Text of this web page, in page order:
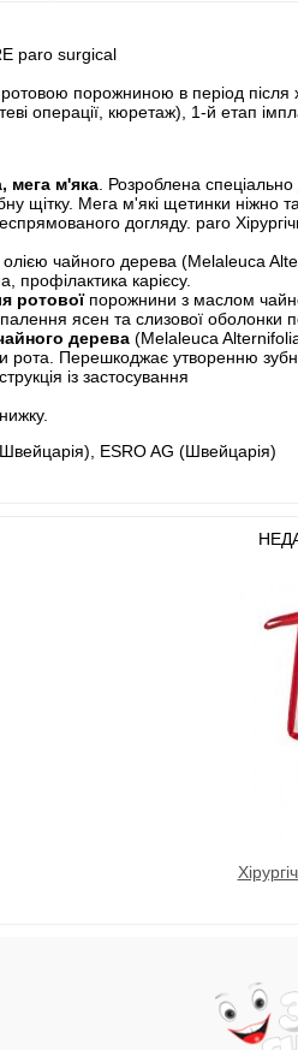
paro surgical
порожниною в період після
операції, кюретаж), 1-й етап
мега м'яка . Розроблена
щітку. Мега м'які щетинки ніжно
догляду. paro
олією чайного дерева (Melaleuca
профілактика карієсу.
ротовоїпорожнини з маслом
ясен та слизової оболонки
дерева (Melaleuca
рота. Перешкоджає утворенню
із застосування
ESRO AG (Швейцарія)